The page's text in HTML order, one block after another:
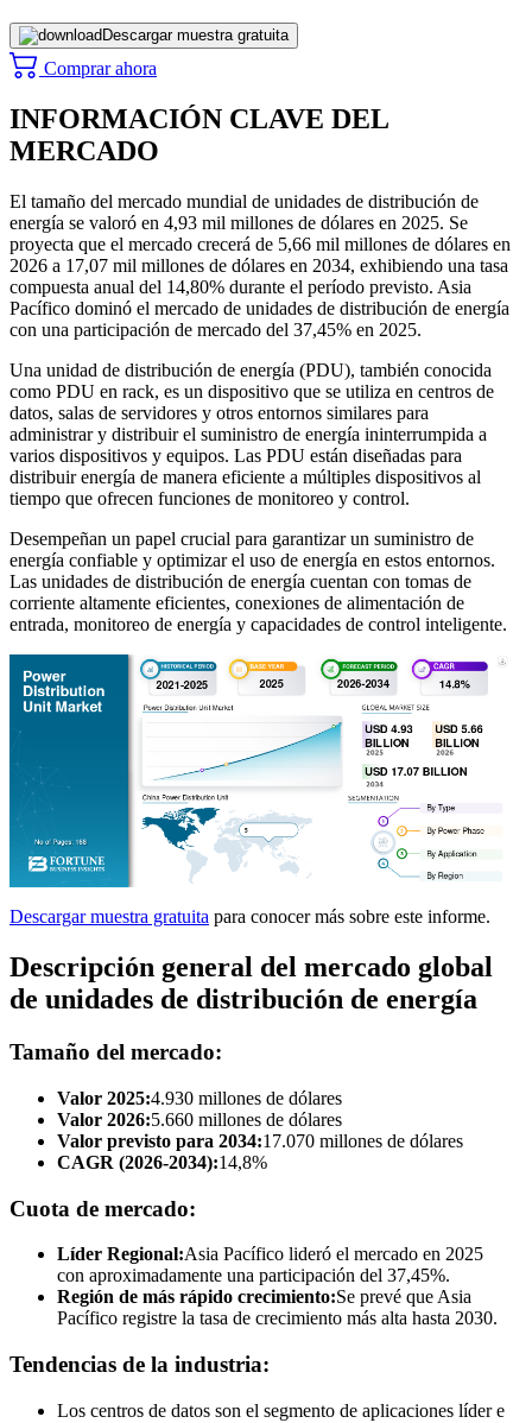
Descargar muestra gratuita
Comprar ahora
INFORMACIÓN CLAVE DEL
MERCADO
El tamaño del mercado mundial de unidades de distribución de
energía se valoró en 4,93 mil millones de dólares en 2025. Se
proyecta que el mercado crecerá de 5,66 mil millones de dólares en
2026 a 17,07 mil millones de dólares en 2034, exhibiendo una tasa
compuesta anual del 14,80% durante el período previsto. Asia
Pacífico dominó el mercado de unidades de distribución de energía
con una participación de mercado del 37,45% en 2025.
Una unidad de distribución de energía (PDU), también conocida
como PDU en rack, es un dispositivo que se utiliza en centros de
datos, salas de servidores y otros entornos similares para
administrar y distribuir el suministro de energía ininterrumpida a
varios dispositivos y equipos. Las PDU están diseñadas para
distribuir energía de manera eficiente a múltiples dispositivos al
tiempo que ofrecen funciones de monitoreo y control.
Desempeñan un papel crucial para garantizar un suministro de
energía confiable y optimizar el uso de energía en estos entornos.
Las unidades de distribución de energía cuentan con tomas de
corriente altamente eficientes, conexiones de alimentación de
entrada, monitoreo de energía y capacidades de control inteligente.
Descargar muestra gratuita para conocer más sobre este informe.
Descripción general del mercado global
de unidades de distribución de energía
Tamaño del mercado:
Valor 2025:4.930 millones de dólares
Valor 2026:5.660 millones de dólares
Valor previsto para 2034:17.070 millones de dólares
CAGR (2026-2034):14,8%
Cuota de mercado:
Líder Regional:Asia Pacífico lideró el mercado en 2025
con aproximadamente una participación del 37,45%.
Región de más rápido crecimiento:Se prevé que Asia
Pacífico registre la tasa de crecimiento más alta hasta 2030.
Tendencias de la industria:
Los centros de datos son el segmento de aplicaciones líder e